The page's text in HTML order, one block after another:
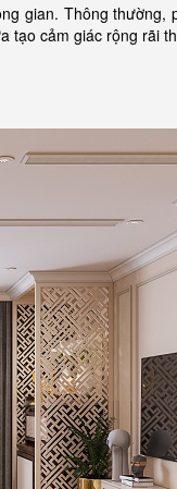
gian. Thông thường,
tạo cảm giác rộng rãi